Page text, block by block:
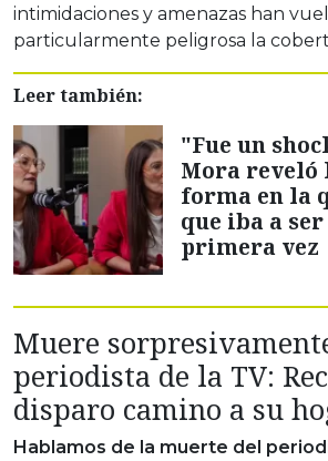
intimidaciones y amenazas han
particularmente peligrosa la
Leer también:
"Fue un
Mora reveló
forma en la
que iba a
primera vez
Muere
periodista de la TV:
disparo camino a su
Hablamos de la muerte del